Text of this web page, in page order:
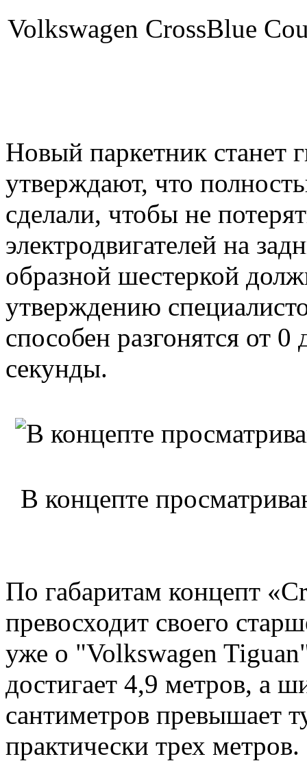
Volkswagen CrossBlue
Новый паркетник станет
утверждают, что
сделали, чтобы не
электродвигателей на
образной шестеркой
утверждению
способен разгонятся от
секунды.
В концепте
По габаритам концепт
превосходит своего
уже о "Volkswagen
достигает 4,9 метров, а
сантиметров превышает
практически трех метров.